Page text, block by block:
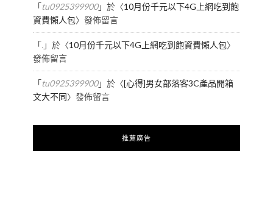
「tu0925399900」於〈10月份千元以下4G上網吃到飽
資費懶人包〉發佈留言
「.」於〈10月份千元以下4G上網吃到飽資費懶人包〉
發佈留言
「tu0925399900」於〈[心得]男女部落客3C產品開箱
文大不同〉發佈留言
推薦廣告